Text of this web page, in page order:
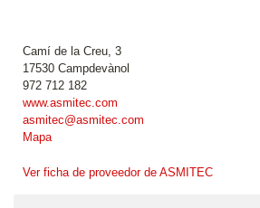
Camí de la Creu, 3
17530 Campdevànol
972 712 182
www.asmitec.com
asmitec@asmitec.com
Mapa
Ver ficha de proveedor de ASMITEC